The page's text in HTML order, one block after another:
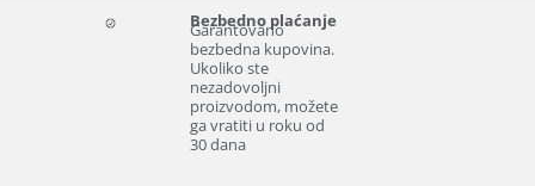
Bezbedno plaćanje
Garantovano
bezbedna kupovina.
Ukoliko ste
nezadovoljni
proizvodom, možete
ga vratiti u roku od
30 dana